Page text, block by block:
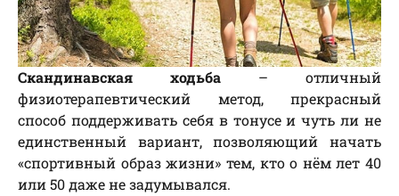
Скандинавская ходьба – отличный
физиотерапевтический метод, прекрасный
способ поддерживать себя в тонусе и чуть ли не
единственный вариант, позволяющий начать
«спортивный образ жизни» тем, кто о нём лет 40
или 50 даже не задумывался.